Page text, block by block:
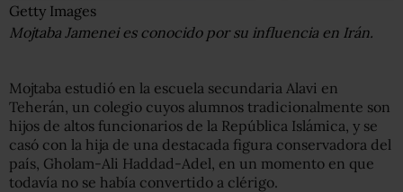
Getty Images
Mojtaba Jamenei es conocido por su influencia en Irán.
Mojtaba estudió en la escuela secundaria Alavi en
Teherán, un colegio cuyos alumnos tradicionalmente son
hijos de altos funcionarios de la República Islámica, y se
casó con la hija de una destacada figura conservadora del
país, Gholam-Ali Haddad-Adel, en un momento en que
todavía no se había convertido a clérigo.